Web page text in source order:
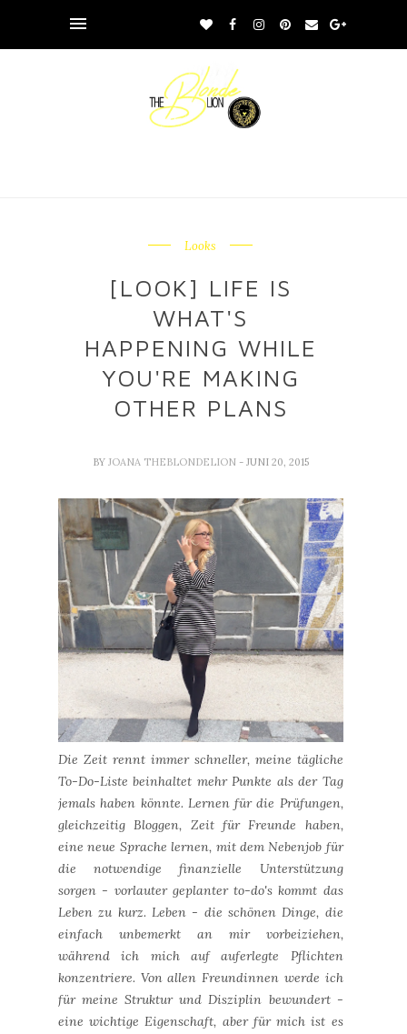
Looks
[LOOK] LIFE IS
WHAT'S
HAPPENING WHILE
YOU'RE MAKING
OTHER PLANS
BY JOANA THEBLONDELION - JUNI 20, 2015
Die Zeit rennt immer schneller, meine tägliche
To-Do-Liste beinhaltet mehr Punkte als der Tag
jemals haben könnte. Lernen für die Prüfungen,
gleichzeitig Bloggen, Zeit für Freunde haben,
eine neue Sprache lernen, mit dem Nebenjob für
die notwendige finanzielle Unterstützung
sorgen - vorlauter geplanter to-do's kommt das
Leben zu kurz. Leben - die schönen Dinge, die
einfach unbemerkt an mir vorbeiziehen,
während ich mich auf auferlegte Pflichten
konzentriere. Von allen Freundinnen werde ich
für meine Struktur und Disziplin bewundert -
eine wichtige Eigenschaft, aber für mich ist es